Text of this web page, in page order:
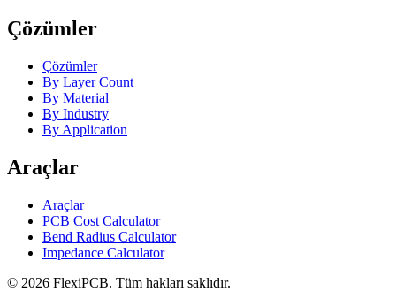
Çözümler
Çözümler
By Layer Count
By Material
By Industry
By Application
Araçlar
Araçlar
PCB Cost Calculator
Bend Radius Calculator
Impedance Calculator
© 2026 FlexiPCB. Tüm hakları saklıdır.